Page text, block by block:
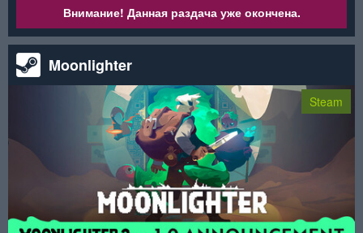
Внимание! Данная раздача уже окончена.
Moonlighter
Steam